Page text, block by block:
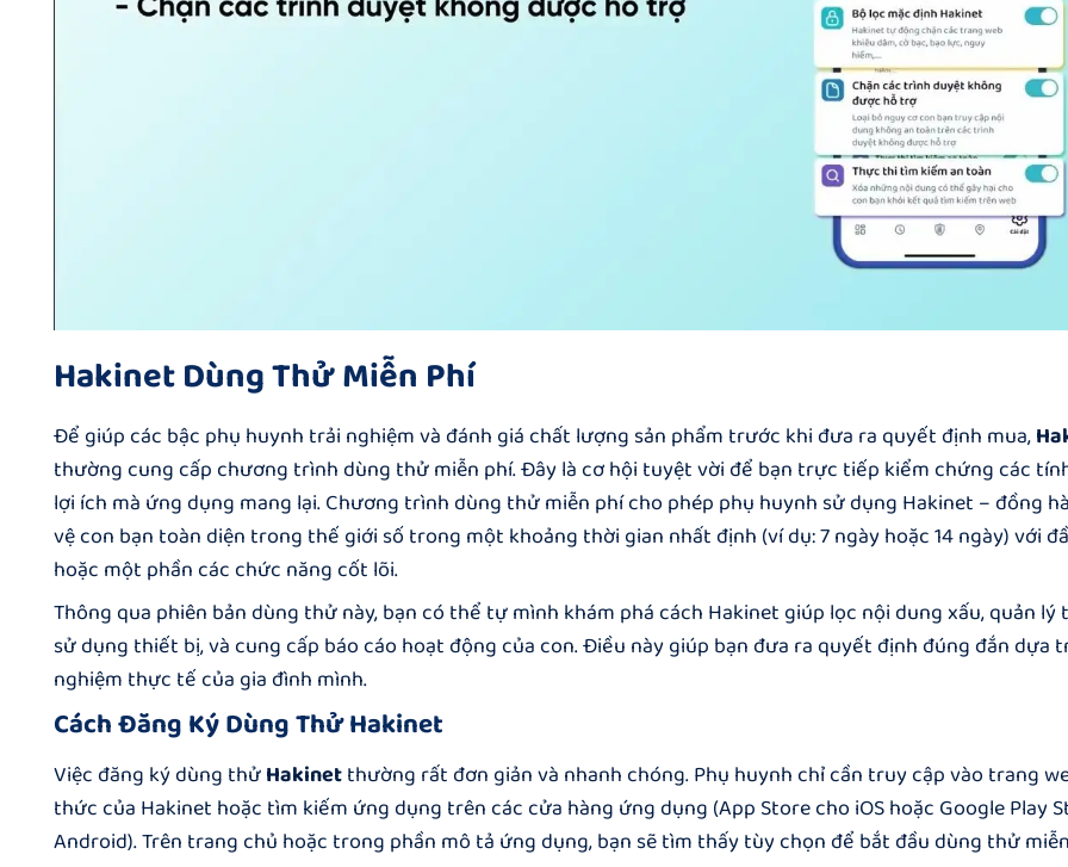
Hakinet Dùng Thử Miễn Phí
Để giúp các bậc phụ huynh trải nghiệm và đánh giá chất lượng sản phẩm trước khi đưa ra quyết định mua,
thường cung cấp chương trình dùng thử miễn phí. Đây là cơ hội tuyệt vời để bạn trực tiếp kiểm chứng các
lợi ích mà ứng dụng mang lại. Chương trình dùng thử miễn phí cho phép phụ huynh sử dụng Hakinet – đồng
vệ con bạn toàn diện trong thế giới sốtrong một khoảng thời gian nhất định (ví dụ: 7 ngày hoặc 14 ngày) với
hoặc một phần các chức năng cốt lõi.
Thông qua phiên bản dùng thử này, bạn có thể tự mình khám phá cách Hakinet giúp lọc nội dung xấu, quản lý
sử dụng thiết bị, và cung cấp báo cáo hoạt động của con. Điều này giúp bạn đưa ra quyết định đúng đắn dựa
nghiệm thực tế của gia đình mình.
Cách Đăng Ký Dùng Thử Hakinet
Việc đăng ký dùng thửHakinetthường rất đơn giản và nhanh chóng. Phụ huynh chỉ cần truy cập vào trang
thức của Hakinet hoặc tìm kiếm ứng dụng trên các cửa hàng ứng dụng (App Store cho iOS hoặc Google Play
Android). Trên trang chủ hoặc trong phần mô tả ứng dụng, bạn sẽ tìm thấy tùy chọn để bắt đầu dùng thử